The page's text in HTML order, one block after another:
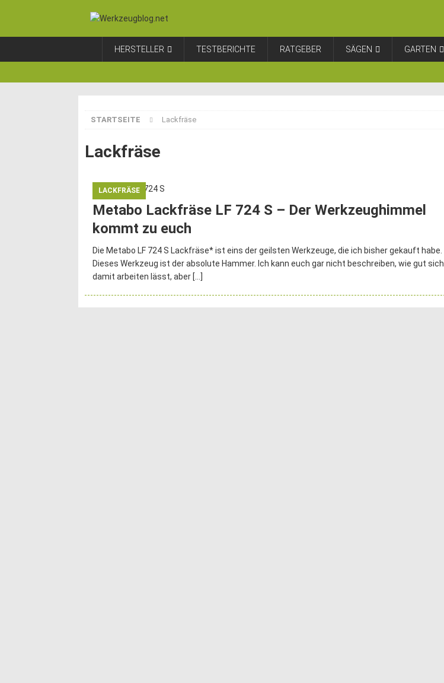
HERSTELLER TESTBERICHTE RATGEBER SÄGEN GARTEN
STARTSEITE Lackfräse
Lackfräse
LACKFRÄSE
Metabo Lackfräse LF 724 S – Der Werkzeughimmel
kommt zu euch
Die Metabo LF 724 S Lackfräse* ist eins der geilsten Werkzeuge, die ich bisher gekauft habe.
Dieses Werkzeug ist der absolute Hammer. Ich kann euch gar nicht beschreiben, wie gut sich
damit arbeiten lässt, aber […]